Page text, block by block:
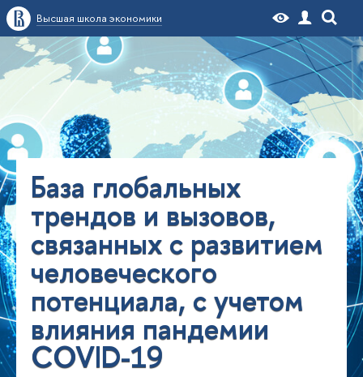
Высшая школа экономики
База глобальных
трендов и вызовов,
связанных с развитием
человеческого
потенциала, с учетом
влияния пандемии
COVID-19